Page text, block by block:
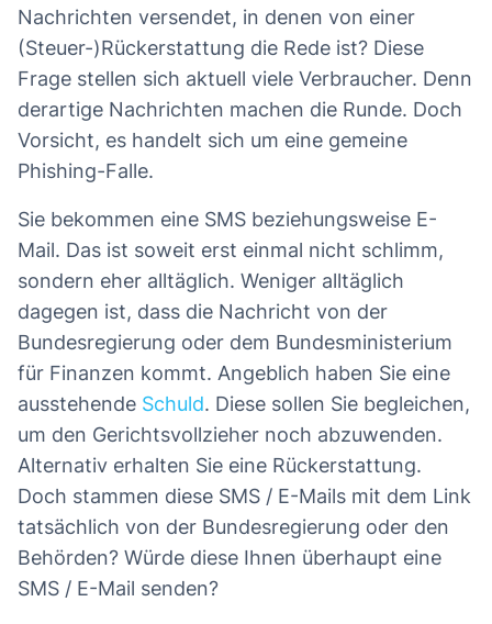
Nachrichten versendet, in denen von einer
(Steuer-)Rückerstattung die Rede ist? Diese
Frage stellen sich aktuell viele Verbraucher. Denn
derartige Nachrichten machen die Runde. Doch
Vorsicht, es handelt sich um eine gemeine
Phishing-Falle.
Sie bekommen eine SMS beziehungsweise E-
Mail. Das ist soweit erst einmal nicht schlimm,
sondern eher alltäglich. Weniger alltäglich
dagegen ist, dass die Nachricht von der
Bundesregierung oder dem Bundesministerium
für Finanzen kommt. Angeblich haben Sie eine
ausstehende Schuld. Diese sollen Sie begleichen,
um den Gerichtsvollzieher noch abzuwenden.
Alternativ erhalten Sie eine Rückerstattung.
Doch stammen diese SMS / E-Mails mit dem Link
tatsächlich von der Bundesregierung oder den
Behörden? Würde diese Ihnen überhaupt eine
SMS / E-Mail senden?